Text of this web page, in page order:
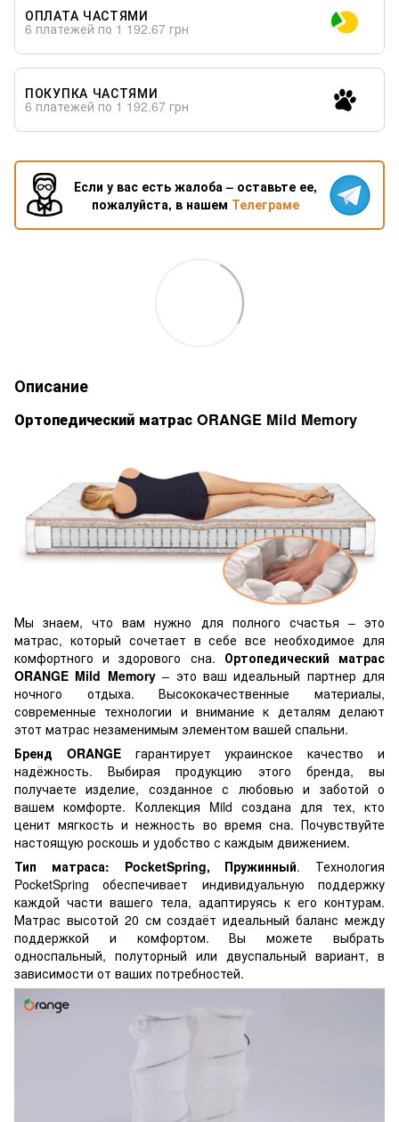
ОПЛАТА ЧАСТЯМИ
6 платежей по 1 192.67 грн
ПОКУПКА ЧАСТЯМИ
6 платежей по 1 192.67 грн
Если у вас есть жалоба – оставьте ее,
пожалуйста, в нашем Телеграме
Описание
Ортопедический матрас ORANGE Mild Memory
Мы знаем, что вам нужно для полного счастья – это
матрас, который сочетает в себе все необходимое для
комфортного и здорового сна. Ортопедический матрас
ORANGE Mild Memory– это ваш идеальный партнер для
ночного отдыха. Высококачественные материалы,
современные технологии и внимание к деталям делают
этот матрас незаменимым элементом вашей спальни.
Бренд ORANGEгарантирует украинское качество и
надёжность. Выбирая продукцию этого бренда, вы
получаете изделие, созданное с любовью и заботой о
вашем комфорте. Коллекция Mild создана для тех, кто
ценит мягкость и нежность во время сна. Почувствуйте
настоящую роскошь и удобство с каждым движением.
Тип матраса: PocketSpring, Пружинный. Технология
PocketSpring обеспечивает индивидуальную поддержку
каждой части вашего тела, адаптируясь к его контурам.
Матрас высотой 20 см создаёт идеальный баланс между
поддержкой и комфортом. Вы можете выбрать
односпальный, полуторный или двуспальный вариант, в
зависимости от ваших потребностей.